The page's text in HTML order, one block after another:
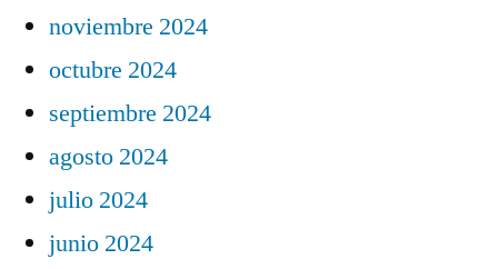
noviembre 2024
octubre 2024
septiembre 2024
agosto 2024
julio 2024
junio 2024